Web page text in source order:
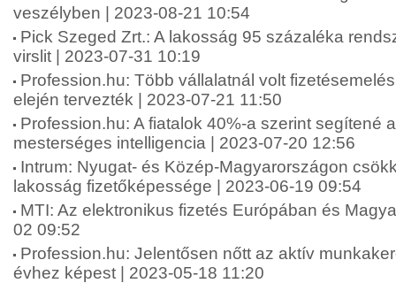
veszélyben | 2023-08-21 10:54
Pick Szeged Zrt.: A lakosság 95 százaléka
virslit | 2023-07-31 10:19
Profession.hu: Több vállalatnál volt
elején tervezték | 2023-07-21 11:50
Profession.hu: A fiatalok 40%-a szerint segítené
mesterséges intelligencia | 2023-07-20 12:56
Intrum: Nyugat- és Közép-Magyarországon
lakosság fizetőképessége | 2023-06-19 09:54
MTI: Az elektronikus fizetés Európában és
02 09:52
Profession.hu: Jelentősen nőtt az aktív
évhez képest | 2023-05-18 11:20